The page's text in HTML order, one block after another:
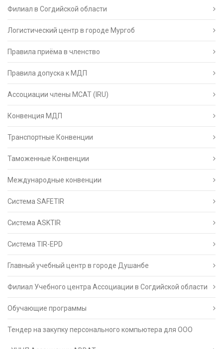
Филиал в Согдийской области
Логистический центр в городе Мургоб
Правила приёма в членство
Правила допуска к МДП
Ассоциации члены МСАТ (IRU)
Конвенция МДП
Транспортные Конвенции
Таможенные Конвенции
Международные конвенции
Система SAFETIR
Система ASKTIR
Система TIR-EPD
Главный учебный центр в городе Душанбе
Филиал Учебного центра Ассоциации в Согдийской области
Обучающие программы
Тендер на закупку персонального компьютера для ООО